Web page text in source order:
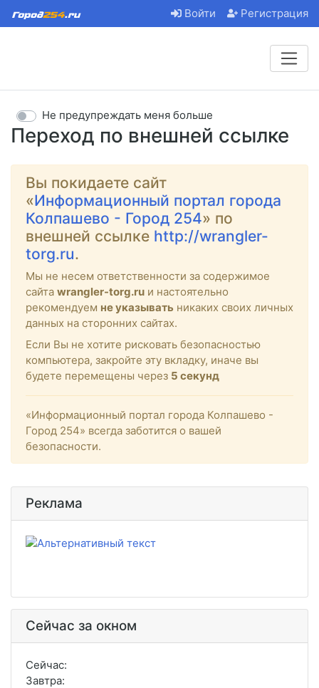
Войти Регистрация
Переход по внешней ссылке
Не предупреждать меня больше
Вы покидаете сайт
«Информационный портал города
Колпашево - Город 254» по
внешней ссылке http://wrangler-
torg.ru.
Мы не несем ответственности за содержимое
сайта wrangler-torg.ru и настоятельно
рекомендуем не указывать никаких своих личных
данных на сторонних сайтах.
Если Вы не хотите рисковать безопасностью
компьютера, закройте эту вкладку, иначе вы
будете перемещены через 5 секунд
«Информационный портал города Колпашево -
Город 254» всегда заботится о вашей
безопасности.
Реклама
Сейчас за окном
Сейчас:
Завтра: